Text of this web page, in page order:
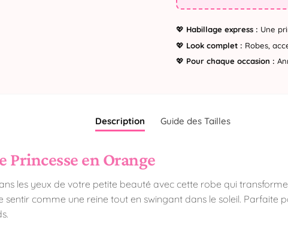
💖 Habillage express : Une
💖 Look complet : Robes,
💖 Pour chaque occasion :
Description Guide des Tailles
Princesse en Orange
les yeux de votre petite beauté avec cette robe qui
sentir comme une reine tout en swingant dans le soleil. Parfaite